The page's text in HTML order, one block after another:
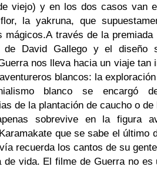
viejo) y en los dos casos van
la yakruna, que
mágicos.A través de la premiada
David Gallego y el diseño
nos lleva hacia un viaje tan
blancos: la
blanco se encargó
de la plantación de caucho o
sobrevive en la figura
que se sabe el último
recuerda los cantos de su
de vida. El filme de Guerra no es